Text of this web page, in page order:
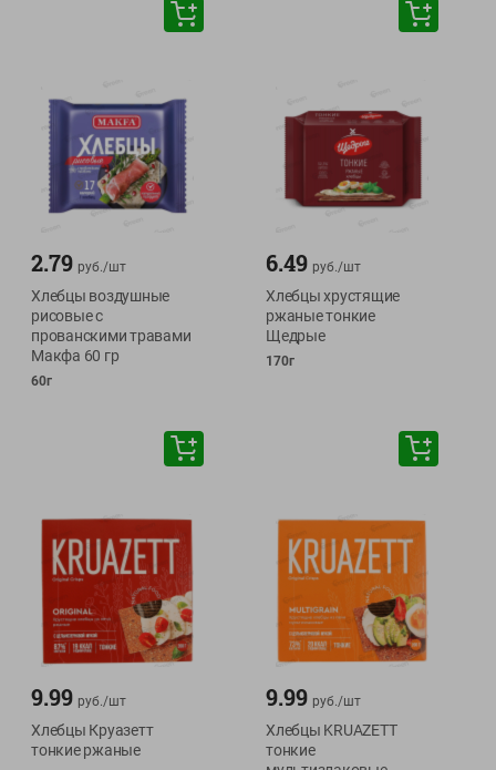
2.79 руб./шт
Хлебцы воздушные
рисовые с
прованскими травами
Макфа 60 гр
60г
6.49 руб./шт
Хлебцы хрустящие
ржаные тонкие
Щедрые
170г
9.99 руб./шт
Хлебцы Круазетт
тонкие ржаные
9.99 руб./шт
Хлебцы KRUAZETT
тонкие